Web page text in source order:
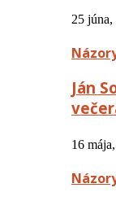
25 júna,
Ján
16